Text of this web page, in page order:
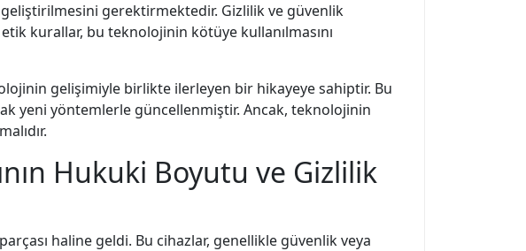
gerektirmektedir. Gizlilik ve güvenlik
kurallar, bu teknolojinin kötüye kullanılmasını
gelişimiyle birlikte ilerleyen bir hikayeye sahiptir. Bu
yeni yöntemlerle güncellenmiştir. Ancak, teknolojinin
Hukuki Boyutu ve Gizlilik
haline geldi. Bu cihazlar, genellikle güvenlik veya